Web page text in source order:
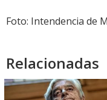
Foto: Intendencia de
Relacionadas